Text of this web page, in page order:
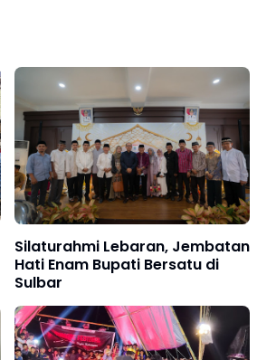
Silaturahmi Lebaran, Jembatan
Hati Enam Bupati Bersatu di
Sulbar